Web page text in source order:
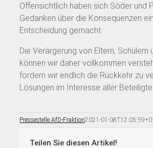
Offensichtlich haben sich Söder und
Gedanken über die Konsequenzen
Entscheidung gemacht.
Die Verärgerung von Eltern, Schülern
können wir daher vollkommen
fordern wir endlich die Rückkehr zu
Lösungen im Interesse aller
Pressestelle AfD-Fraktion2021-01-
Teilen Sie diesen Artikel!